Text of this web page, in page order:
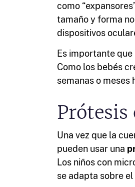
como
tamaño y forma
dispositivos
Es importante
Como los bebés
semanas o
Prótesis
Una vez que la
pueden usar una
Los niños con
se adapta sobre